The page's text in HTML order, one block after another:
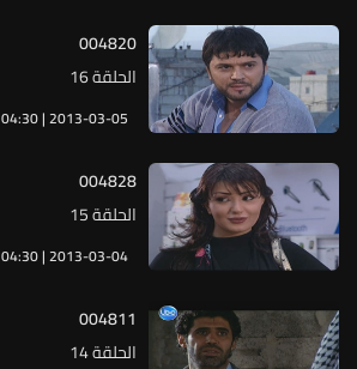
04:30 | 2013-03-05
الحلقة 16
004820
04:30 | 2013-03-04
الحلقة 15
004828
الحلقة 14
004811